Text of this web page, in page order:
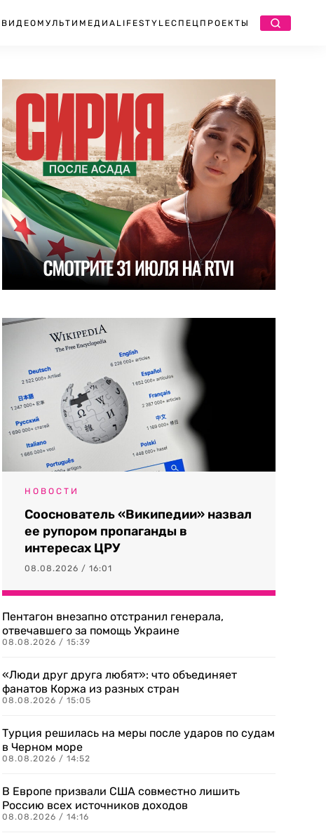
ВИДЕО МУЛЬТИМЕДИА LIFESTYLEСПЕЦПРОЕКТЫ
НОВОСТИ
Сооснователь «Википедии» назвал
ее рупором пропаганды в
интересах ЦРУ
08.08.2026 / 16:01
Пентагон внезапно отстранил генерала,
отвечавшего за помощь Украине
08.08.2026 / 15:39
«Люди друг друга любят»: что объединяет
фанатов Коржа из разных стран
08.08.2026 / 15:05
Турция решилась на меры после ударов по судам
в Черном море
08.08.2026 / 14:52
В Европе призвали США совместно лишить
Россию всех источников доходов
08.08.2026 / 14:16